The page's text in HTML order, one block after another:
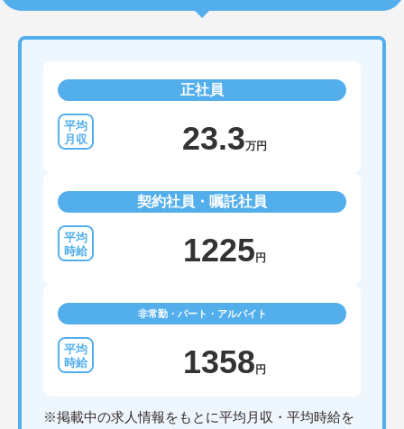
正社員
23.3万円
契約社員・嘱託社員
1225 円
非常勤・パート・アルバイト
1358 円
※掲載中の求人情報をもとに平均月収・平均時給を